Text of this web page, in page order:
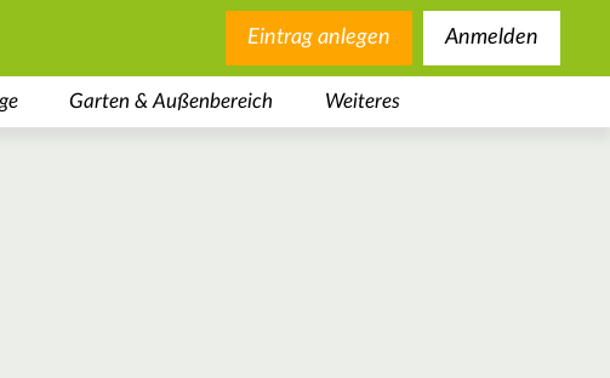
Eintrag anlegen Anmelden
Garten & Außenbereich Weiteres